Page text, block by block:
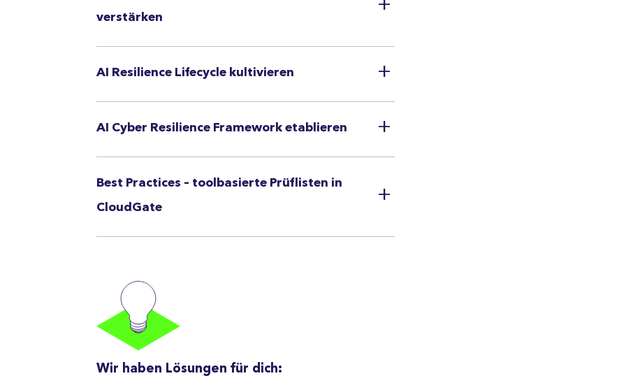
verstärken
AI Resilience Lifecycle kultivieren
AI Cyber Resilience Framework etablieren
Best Practices – toolbasierte Prüflisten in
CloudGate
Wir haben Lösungen für dich: